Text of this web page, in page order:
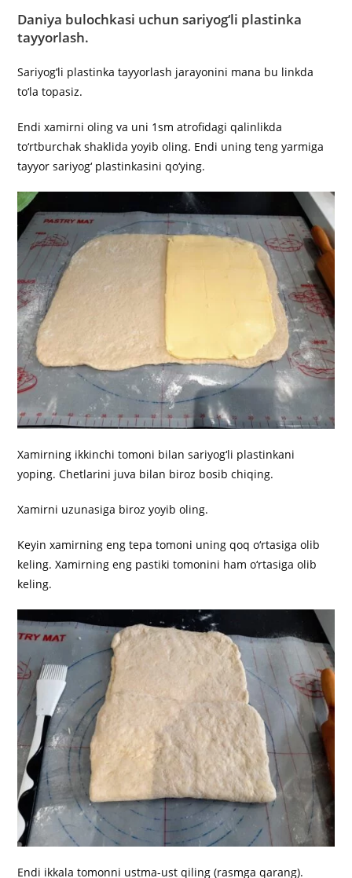
Daniya bulochkasi uchun sariyog‘li plastinka
tayyorlash.
Sariyog‘li plastinka tayyorlash jarayonini mana bu linkda
to‘la topasiz.
Endi xamirni oling va uni 1sm atrofidagi qalinlikda
to‘rtburchak shaklida yoyib oling. Endi uning teng yarmiga
tayyor sariyog‘ plastinkasini qo‘ying.
Xamirning ikkinchi tomoni bilan sariyog‘li plastinkani
yoping. Chetlarini juva bilan biroz bosib chiqing.
Xamirni uzunasiga biroz yoyib oling.
Keyin xamirning eng tepa tomoni uning qoq o‘rtasiga olib
keling. Xamirning eng pastiki tomonini ham o‘rtasiga olib
keling.
Endi ikkala tomonni ustma-ust qiling (rasmga qarang).